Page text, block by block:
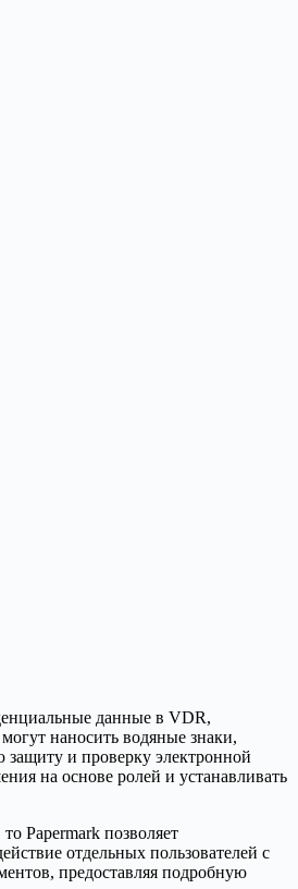
данные в VDR,
наносить водяные знаки,
защиту и проверку электронной
на основе ролей и устанавливать
Papermark позволяет
отдельных пользователей с
предоставляя подробную